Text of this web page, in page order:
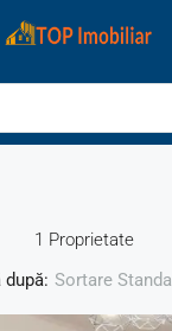
1 Proprietate
după: Sortare